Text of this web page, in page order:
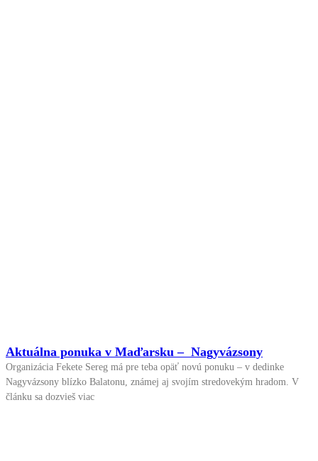
Aktuálna ponuka v Maďarsku – Nagyvázsony
Organizácia Fekete Sereg má pre teba opäť novú ponuku – v dedinke
Nagyvázsony blízko Balatonu, známej aj svojím stredovekým hradom. V
článku sa dozvieš viac